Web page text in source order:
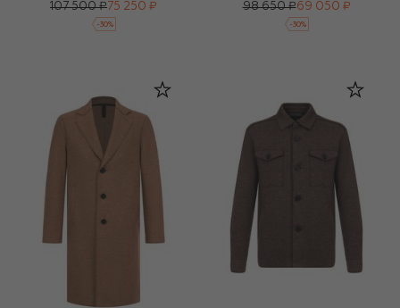
107 500 ₽75 250 ₽
-30%
98 650 ₽69 050 ₽
-30%